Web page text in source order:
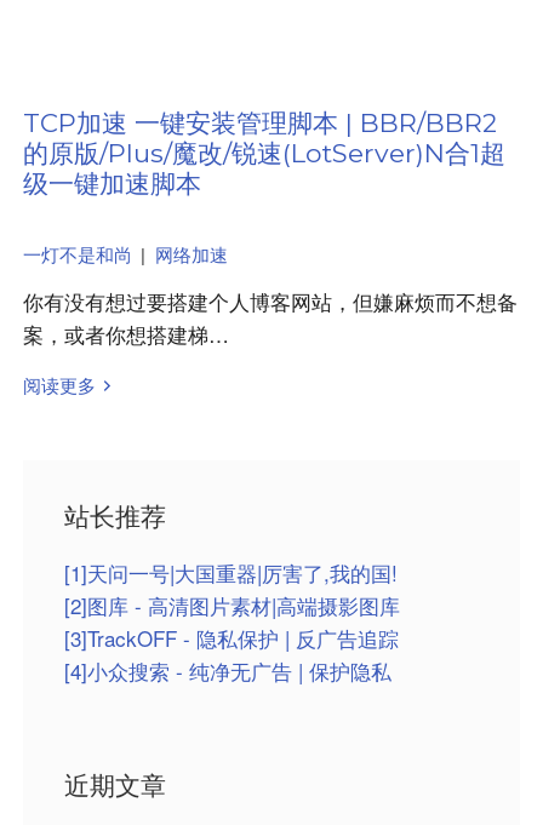
TCP加速 一键安装管理脚本 | BBR/BBR2
的原版/Plus/魔改/锐速(LotServer)N合1超
级一键加速脚本
一灯不是和尚 | 网络加速
你有没有想过要搭建个人博客网站，但嫌麻烦而不想备
案，或者你想搭建梯…
阅读更多
站长推荐
[1]天问一号|大国重器|厉害了,我的国!
[2]图库 - 高清图片素材|高端摄影图库
[3]TrackOFF - 隐私保护 | 反广告追踪
[4]小众搜索 - 纯净无广告 | 保护隐私
近期文章